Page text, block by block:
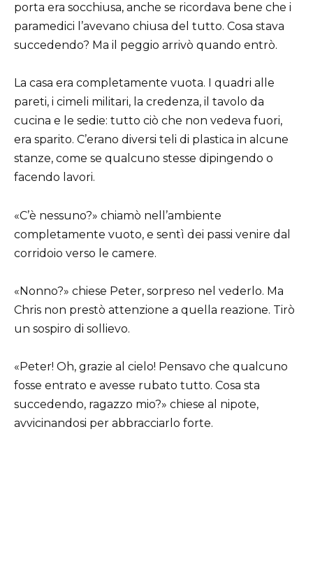
porta era socchiusa, anche se ricordava bene che i
paramedici l’avevano chiusa del tutto. Cosa stava
succedendo? Ma il peggio arrivò quando entrò.
La casa era completamente vuota. I quadri alle
pareti, i cimeli militari, la credenza, il tavolo da
cucina e le sedie: tutto ciò che non vedeva fuori,
era sparito. C’erano diversi teli di plastica in alcune
stanze, come se qualcuno stesse dipingendo o
facendo lavori.
«C’è nessuno?» chiamò nell’ambiente
completamente vuoto, e sentì dei passi venire dal
corridoio verso le camere.
«Nonno?» chiese Peter, sorpreso nel vederlo. Ma
Chris non prestò attenzione a quella reazione. Tirò
un sospiro di sollievo.
«Peter! Oh, grazie al cielo! Pensavo che qualcuno
fosse entrato e avesse rubato tutto. Cosa sta
succedendo, ragazzo mio?» chiese al nipote,
avvicinandosi per abbracciarlo forte.